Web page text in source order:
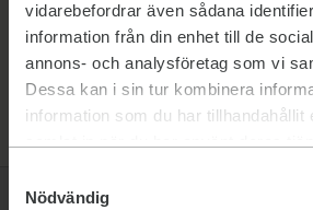
vidarebefordrar även sådana
information från din enhet till de
annons- och analysföretag som vi
Dessa kan i sin tur kombinera
information som du har tillhandahållit
Nödvändig
Link til: Timeplan
Timeplan
Link til: Inspirasjon
Inspirasjon